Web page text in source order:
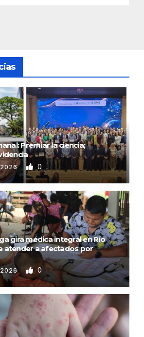
Premiar la ciencia;
2026 0
gira médica integral en Río
atender a afectados por
2026 0